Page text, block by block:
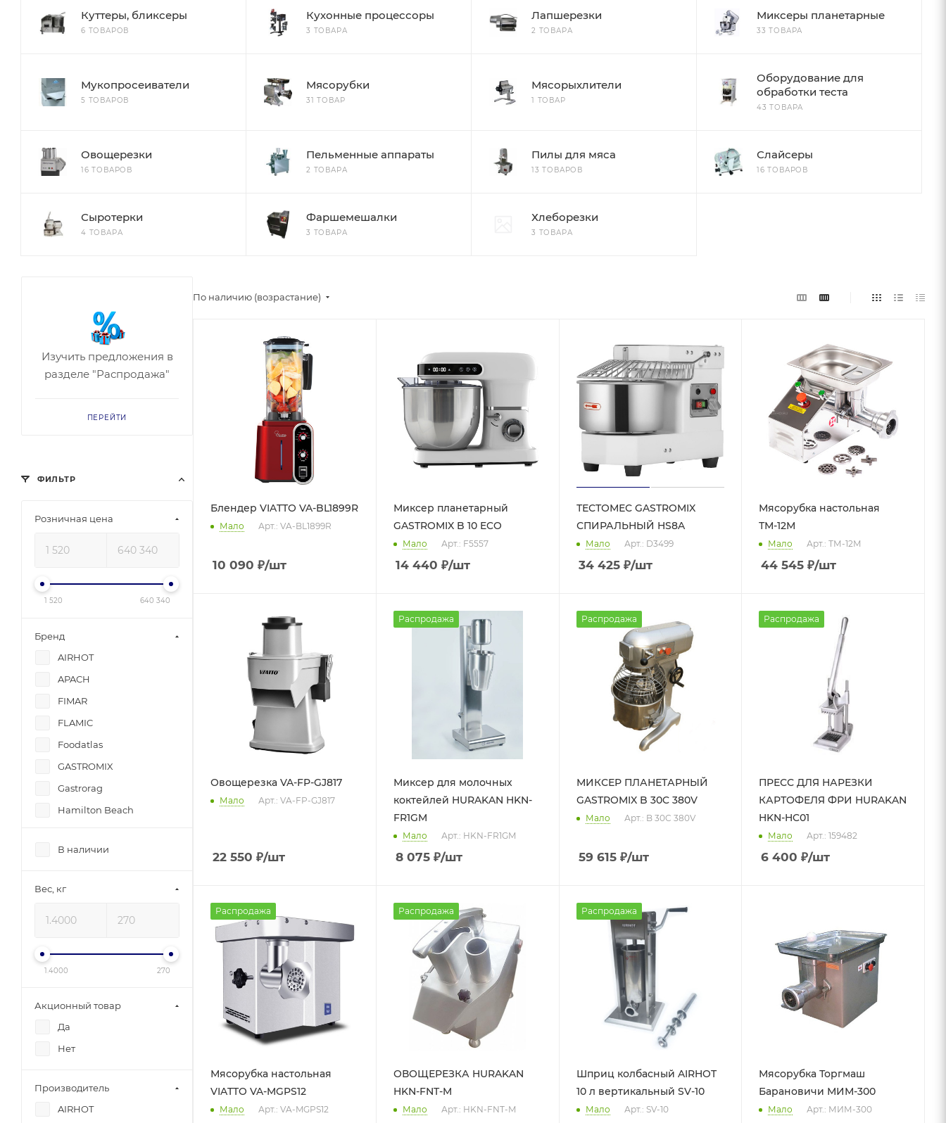
Куттеры, бликсеры
6 ТОВАРОВ
Кухонные процессоры
3 ТОВАРА
Лапшерезки
2 ТОВАРА
Миксеры планетарные
33 ТОВАРА
Мукопросеиватели
5 ТОВАРОВ
Мясорубки
31 ТОВАР
Мясорыхлители
1 ТОВАР
Оборудование для
обработки теста
43 ТОВАРА
Овощерезки
16 ТОВАРОВ
Пельменные аппараты
2 ТОВАРА
Пилы для мяса
13 ТОВАРОВ
Слайсеры
16 ТОВАРОВ
Сыротерки
4 ТОВАРА
Фаршемешалки
3 ТОВАРА
Хлеборезки
3 ТОВАРА
По наличию (возрастание)
Блендер VIATTO VA-BL1899R
Мало Арт.: VA-BL1899R
10 090 ₽/шт
Миксер планетарный
GASTROMIX B 10 ECO
Мало Арт.: F5557
14 440 ₽/шт
ТЕСТОМЕС GASTROMIX
СПИРАЛЬНЫЙ HS8A
Мало Арт.: D3499
34 425₽/шт
Мясорубка настольная
ТМ-12М
Мало Арт.: ТМ-12М
44 545 ₽/шт
Овощерезка VA-FP-GJ817
Мало Арт.: VA-FP-GJ817
22 550 ₽/шт
Распродажа
Миксер для молочных
коктейлей HURAKAN HKN-
FR1GM
Мало Арт.: HKN-FR1GM
8 075₽/шт
Распродажа
МИКСЕР ПЛАНЕТАРНЫЙ
GASTROMIX B 30C 380V
Мало Арт.: B 30C 380V
59 615₽/шт
Распродажа
ПРЕСС ДЛЯ НАРЕЗКИ
КАРТОФЕЛЯ ФРИ HURAKAN
HKN-HC01
Мало Арт.: 159482
6 400 ₽/шт
Распродажа
Мясорубка настольная
VIATTO VA-MGPS12
Мало Арт.: VA-MGPS12
Распродажа
ОВОЩЕРЕЗКА HURAKAN
HKN-FNT-M
Мало Арт.: HKN-FNT-M
Распродажа
Шприц колбасный AIRHOT
10 л вертикальный SV-10
Мало Арт.: SV-10
Мясорубка Торгмаш
Барановичи МИМ-300
Мало Арт.: МИМ-300
Изучить предложения в
разделе "Распродажа"
ПЕРЕЙТИ
ФИЛЬТР
Розничная цена
1 520 640 340
Бренд
AIRHOT
APACH
FIMAR
FLAMIC
Foodatlas
GASTROMIX
Gastrorag
Hamilton Beach
HURAKAN
Kocateq
ROBOT COUPE
Sirman
VIATTO
Атеси
Гриль Мастер
В наличии
Вес, кг
1.4000 270
Акционный товар
Да
Нет
Производитель
AIRHOT